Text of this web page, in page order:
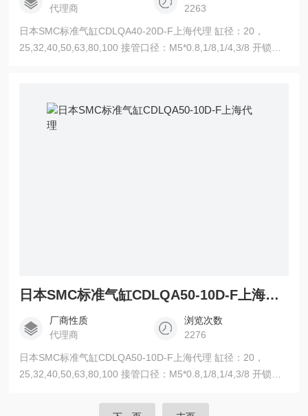
代理商
2263
日本SMC标准气缸CDLQA40-20D-F上海代理 缸径：20，
25,32,40,50,63,80,100 接管口径：M5*0.8,1/8,1/4,3/8 开锁通
日本SMC标准气缸CDLQA50-10D-F上海代理
厂商性质
代理商
浏览次数
2276
日本SMC标准气缸CDLQA50-10D-F上海代理 缸径：20，
25,32,40,50,63,80,100 接管口径：M5*0.8,1/8,1/4,3/8 开锁通